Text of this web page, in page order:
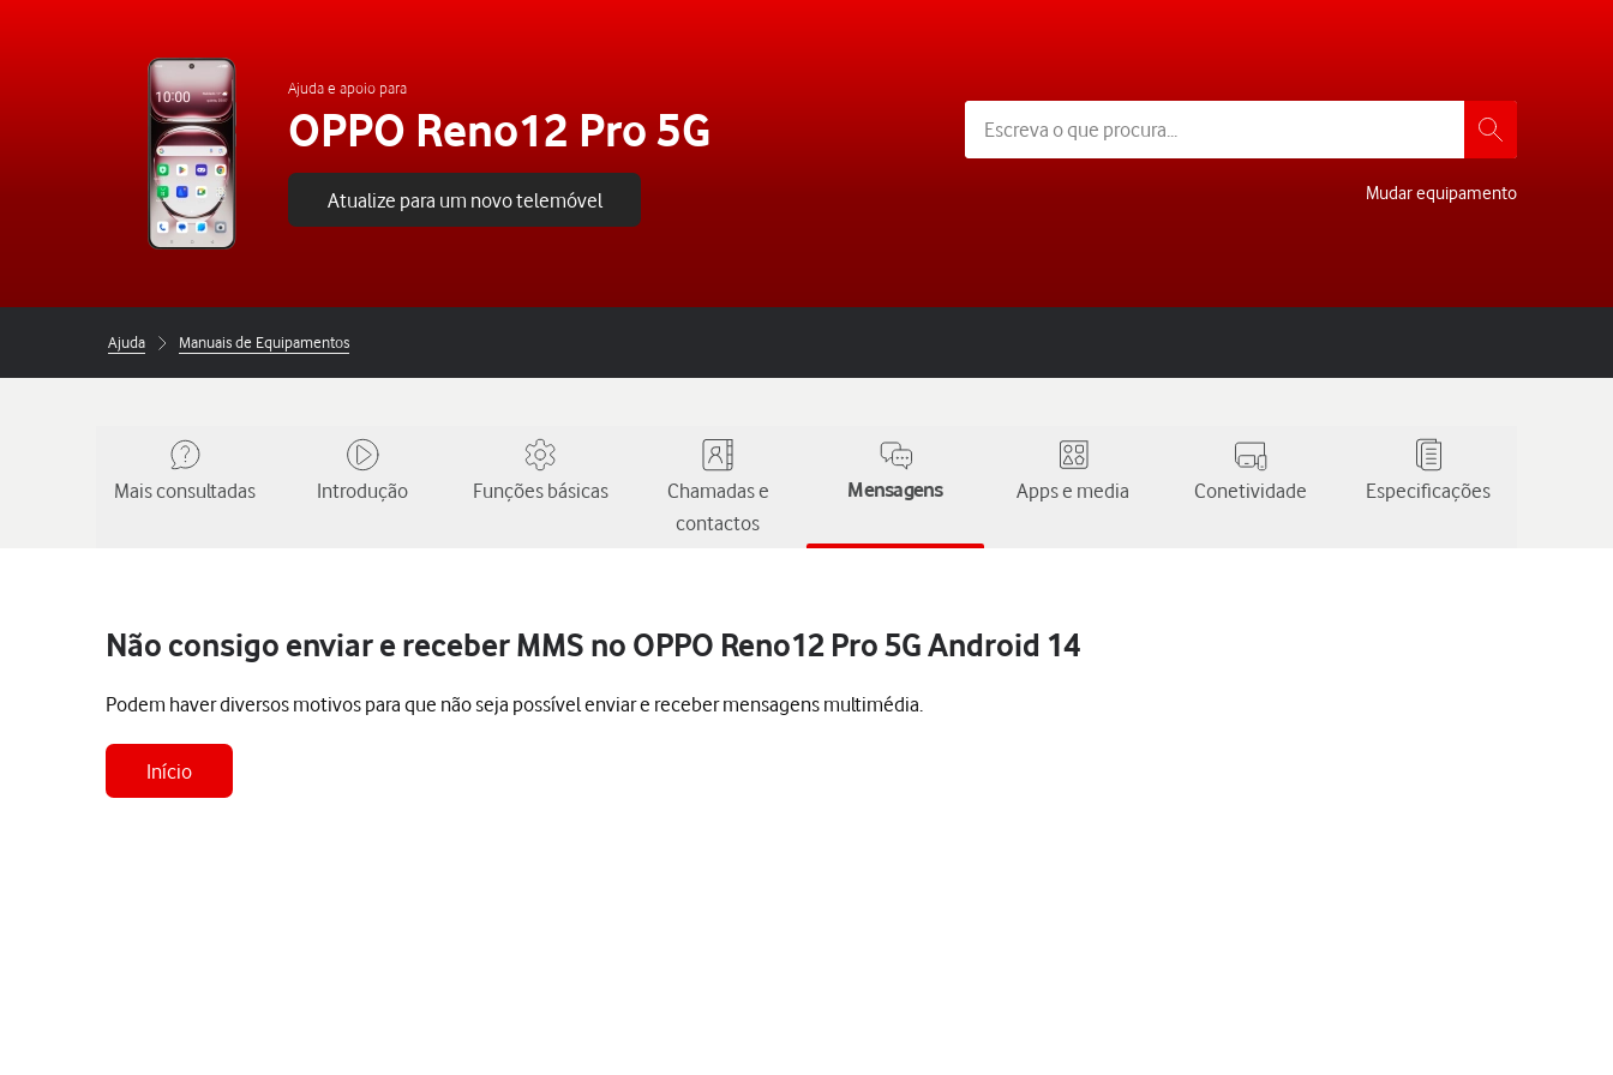
Ajuda e apoio para
OPPO Reno12 Pro 5G
Atualize para um novo telemóvel Mudar equipamento
Ajuda Manuais de Equipamentos
Mais consultadas Introdução Funções básicas
Chamadas e
contactos
Mensagens Apps e media Conetividade Especificações
Não consigo enviar e receber MMS no OPPO Reno12 Pro 5G Android 14
Podem haver diversos motivos para que não seja possível enviar e receber mensagens multimédia.
Início